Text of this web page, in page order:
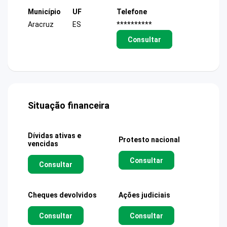
Município
Aracruz
UF
ES
Telefone
**********
Consultar
Situação financeira
Dívidas ativas e
vencidas
Consultar
Protesto nacional
Consultar
Cheques devolvidos
Consultar
Ações judiciais
Consultar